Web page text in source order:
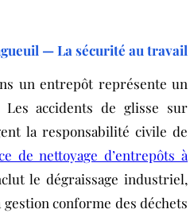
— La sécurité au travail
un entrepôt représente un
Les accidents de glisse sur
la responsabilité civile de
de nettoyage d’entrepôts à
le dégraissage industriel,
conforme des déchets